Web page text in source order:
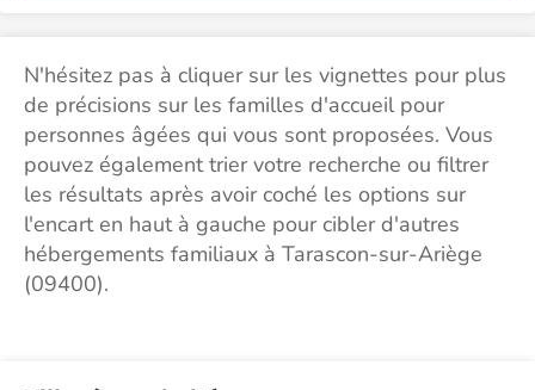
N'hésitez pas à cliquer sur les vignettes pour plus
de précisions sur les familles d'accueil pour
personnes âgées qui vous sont proposées. Vous
pouvez également trier votre recherche ou filtrer
les résultats après avoir coché les options sur
l'encart en haut à gauche pour cibler d'autres
hébergements familiaux à Tarascon-sur-Ariège
(09400).